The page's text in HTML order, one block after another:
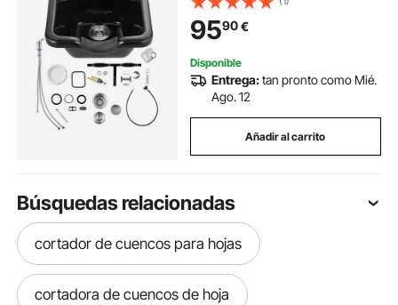
Accesorios de Instalación para
Peluquería, Salón de Belleza, Centro
de Spa, Negro
9590€
Disponible
Entrega:tan pronto como Mié.
Ago. 12
Añadir al carrito
Búsquedas relacionadas
cortador de cuencos para hojas
cortadora de cuencos de hoja